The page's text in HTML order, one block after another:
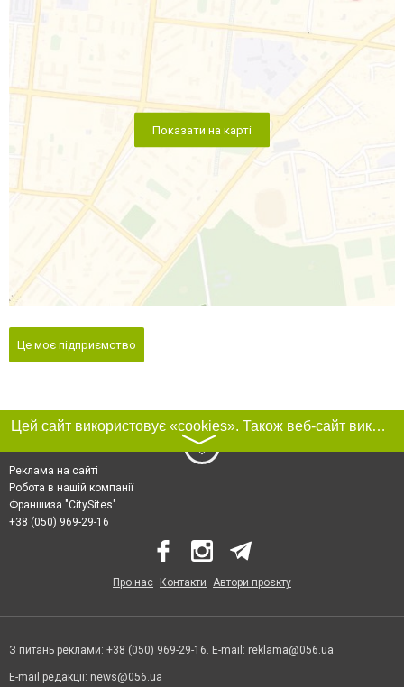
Показати на карті
Це моє підприємство
Цей сайт використовує «cookies». Також веб-сайт використовує інтернет-сервіс для збору технічних даних стосовно відвідувачів з метою отримання маркетингової та статистичної інформації. Умови обробки даних відвідувачів сайту див.
〉
Реклама на сайті
Робота в нашій компанії
Франшиза "CitySites"
+38 (050) 969-29-16
Про нас Контакти Автори проєкту
З питань реклами: +38 (050) 969-29-16. E-mail: reklama@056.ua
E-mail редакції: news@056.ua